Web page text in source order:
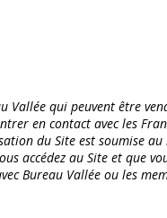
qui peuvent être
en contact avec les
du Site est soumise au
accédez au Site et que
Bureau Vallée ou les